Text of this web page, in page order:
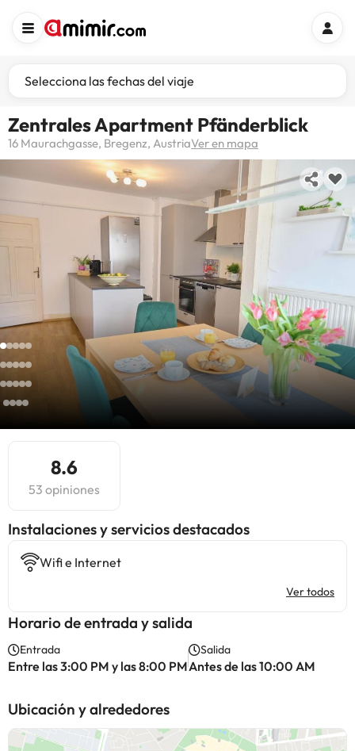
Selecciona las fechas del viaje
Zentrales Apartment Pfänderblick
16 Maurachgasse, Bregenz, AustriaVer en mapa
8.6
53 opiniones
Instalaciones y servicios destacados
Wifi e Internet
Ver todos
Horario de entrada y salida
Entrada
Entre las 3:00 PM y las 8:00 PM
Salida
Antes de las 10:00 AM
Ubicación y alrededores